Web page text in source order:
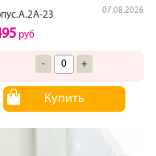
23
07.08.2026
руб
- +
Купить